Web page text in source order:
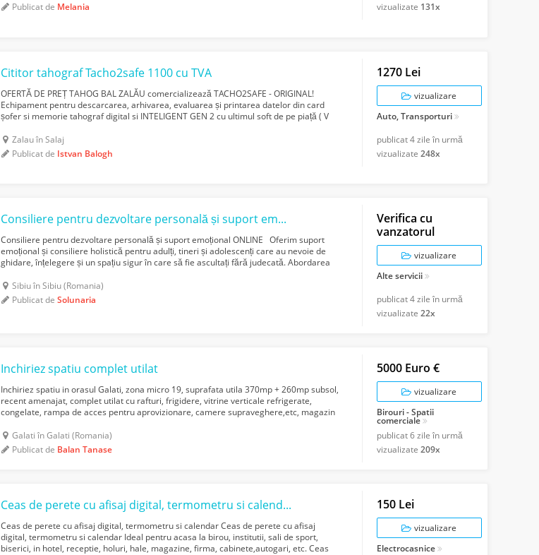
Publicat de Melania
vizualizate 131x
Cititor tahograf Tacho2safe 1100 cu TVA
OFERTĂ DE PREȚ TAHOG BAL ZALĂU comercializează TACHO2SAFE - ORIGINAL!
Echipament pentru descarcarea, arhivarea, evaluarea și printarea datelor din card
șofer si memorie tahograf digital si INTELIGENT GEN 2 cu ultimul soft de pe piață ( V
Zalau în Salaj
Publicat de Istvan Balogh
1270 Lei
vizualizare
Auto, Transporturi
publicat4 zile în urmă
vizualizate 248x
Consiliere pentru dezvoltare personală și suport emoțional ONLINE
Consiliere pentru dezvoltare personală și suport emoțional ONLINE Oferim suport
emoțional și consiliere holistică pentru adulți, tineri și adolescenți care au nevoie de
ghidare, înțelegere și un spațiu sigur în care să fie ascultați fără judecată. Abordarea
Sibiu în Sibiu (Romania)
Publicat deSolunaria
Verifica cu
vanzatorul
vizualizare
Alte servicii
publicat4 zile în urmă
vizualizate 22x
Inchiriez spatiu complet utilat
Inchiriez spatiu in orasul Galati, zona micro 19, suprafata utila 370mp + 260mp subsol,
recent amenajat, complet utilat cu rafturi, frigidere, vitrine verticale refrigerate,
congelate, rampa de acces pentru aprovizionare, camere supraveghere,etc, magazin
Galati în Galati (Romania)
Publicat de Balan Tanase
5000 Euro €
vizualizare
Birouri - Spatii
comerciale
publicat6 zile în urmă
vizualizate 209x
Ceas de perete cu afisaj digital, termometru si calendar
Ceas de perete cu afisaj digital, termometru si calendar Ceas de perete cu afisaj
digital, termometru si calendar Ideal pentru acasa la birou, institutii, sali de sport,
biserici, in hotel, receptie, holuri, hale, magazine, firma, cabinete,autogari, etc. Ceas
150 Lei
vizualizare
Electrocasnice